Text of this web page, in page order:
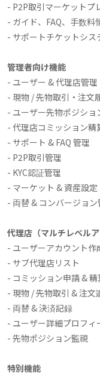
- P2P取引マーケットプ
- ガイド、FAQ、手数料
- サポートチケットシス
管理者向け機能
- ユーザー & 代理店管理
- 現物 / 先物取引・注文
- ユーザー先物ポジショ
- 代理店コミッション精
- サポート & FAQ 管理
- P2P取引管理
- KYC認証管理
- マーケット & 資産設定
- 両替 & コンバージョン
代理店（マルチレベル
- ユーザーアカウント作
- サブ代理店リスト
- コミッション申請 &
- 現物 / 先物取引 & 注文
- 両替 & 決済記録
- ユーザー詳細プロフィ
- 先物ポジション監視
特別機能